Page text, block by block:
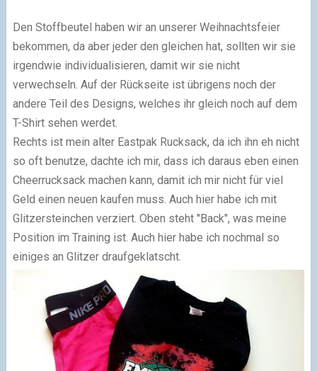
Den Stoffbeutel haben wir an unserer Weihnachtsfeier
bekommen, da aber jeder den gleichen hat, sollten wir sie
irgendwie individualisieren, damit wir sie nicht
verwechseln. Auf der Rückseite ist übrigens noch der
andere Teil des Designs, welches ihr gleich noch auf dem
T-Shirt sehen werdet.
Rechts ist mein alter Eastpak Rucksack, da ich ihn eh nicht
so oft benutze, dachte ich mir, dass ich daraus eben einen
Cheerrucksack machen kann, damit ich mir nicht für viel
Geld einen neuen kaufen muss. Auch hier habe ich mit
Glitzersteinchen verziert. Oben steht "Back", was meine
Position im Training ist. Auch hier habe ich nochmal so
einiges an Glitzer draufgeklatscht.